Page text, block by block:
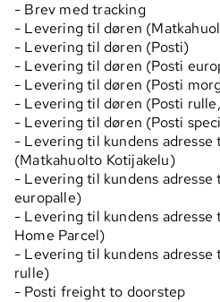
- Brev med tracking
- Levering til døren
- Levering til døren (Posti)
- Levering til døren (Posti
- Levering til døren (Posti
- Levering til døren (Posti
- Levering til døren (Posti
- Levering til kundens
(Matkahuolto Kotijakelu)
- Levering til kundens
europalle)
- Levering til kundens
Home Parcel)
- Levering til kundens
rulle)
- Posti freight to doorstep